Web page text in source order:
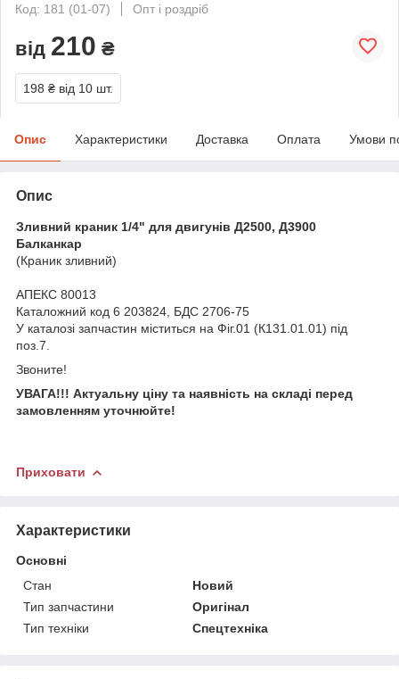
Код: 181 (01-07)
Опт і роздріб
від 210 ₴
198 ₴ від 10 шт.
Опис Характеристики Доставка Оплата Умови
Опис
Зливний краник 1/4" для двигунів Д2500, Д3900
Балканкар
(Краник зливний)
АПЕКС 80013
Каталожний код 6 203824, БДС 2706-75
У каталозі запчастин міститься на Фіг.01 (К131.01.01) під
поз.7.
Звоните!
УВАГА!!! Актуальну ціну та наявність на складі перед
замовленням уточнюйте!
Приховати
Характеристики
Основні
Стан
Новий
Тип запчастини
Оригінал
Тип техніки
Спецтехніка